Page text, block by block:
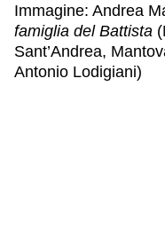
Immagine: Andrea
famiglia del Battista
Sant’Andrea,
Antonio Lodigiani)